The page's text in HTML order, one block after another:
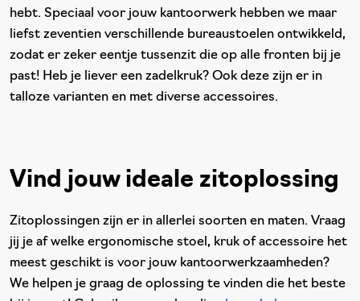
hebt. Speciaal voor jouw kantoorwerk hebben we maar
liefst zeventien verschillende bureaustoelen ontwikkeld,
zodat er zeker eentje tussenzit die op alle fronten bij je
past! Heb je liever een zadelkruk? Ook deze zijn er in
talloze varianten en met diverse accessoires.
Vind jouw ideale zitoplossing
Zitoplossingen zijn er in allerlei soorten en maten. Vraag
jij je af welke ergonomische stoel, kruk of accessoire het
meest geschikt is voor jouw kantoorwerkzaamheden?
We helpen je graag de oplossing te vinden die het beste